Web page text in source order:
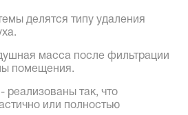
делятся типу удаления
масса после фильтрации
помещения.
- реализованы так, что
или полностью